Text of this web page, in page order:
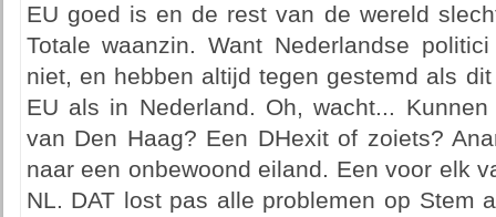
EU goed is en de rest van de wereld
Totale waanzin. Want Nederlandse
niet, en hebben altijd tegen gestemd als
EU als in Nederland. Oh, wacht...
van Den Haag? Een DHexit of zoiets?
naar een onbewoond eiland. Een voor elk
NL. DAT lost pas alle problemen op Stem